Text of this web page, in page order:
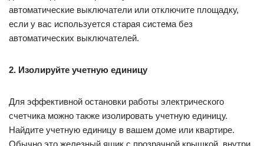
автоматические выключатели или отключите площадку,
если у вас используется старая система без
автоматических выключателей.
2. Изолируйте учетную единицу
Для эффективной остановки работы электрического
счетчика можно также изолировать учетную единицу.
Найдите учетную единицу в вашем доме или квартире.
Обычно это железный ящик с прозрачной крышкой, внутри